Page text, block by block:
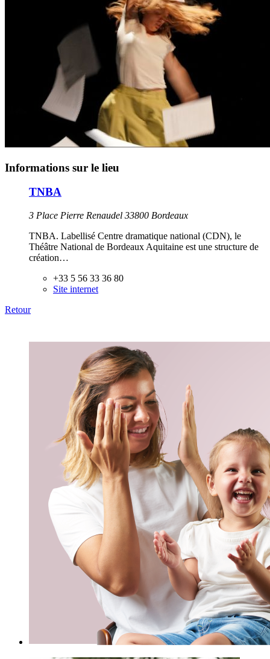
Informations sur le lieu
TNBA
3 Place Pierre Renaudel 33800 Bordeaux
TNBA. Labellisé Centre dramatique national (CDN), le
Théâtre National de Bordeaux Aquitaine est une structure de
création…
+33 5 56 33 36 80
Site internet
Retour